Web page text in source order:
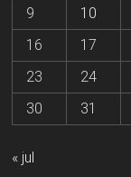
9
10
16
17
23
24
30
31
« jul